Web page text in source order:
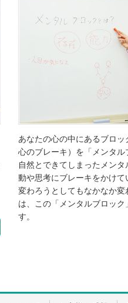
あなたの心の中にあるブロッ
心のブレーキ）を「メンタル
自然とできてしまったメン
動や思考にブレーキをかけて
変わろうとしてもなかなか
は、この「メンタルブロッ
す。